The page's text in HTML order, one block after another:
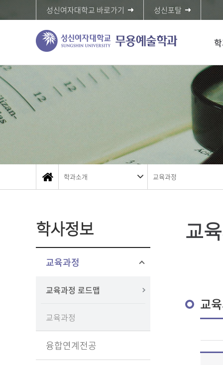
성신여자대학교 바로가기 성신포탈
학과소개 교육과정
학사정보
교육과정
교육과정 로드맵
교육과정
융합연계전공
교
교